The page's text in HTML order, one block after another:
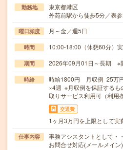
勤務地
東京都港区
外苑前駅から徒歩5分／表
曜日頻度 月～金／週5日
時間 10:00-18:00（休憩60分）
期間 2026年09月01日～長期 ※
時給
時給1800円 月収例 25万
×4週 ※月収例を保証するも
取りサービス利用可（利用
交通費
1ヶ月3万円を上限として実
仕事内容
事務アシスタントとして・
お問合せ対応(メールメイ